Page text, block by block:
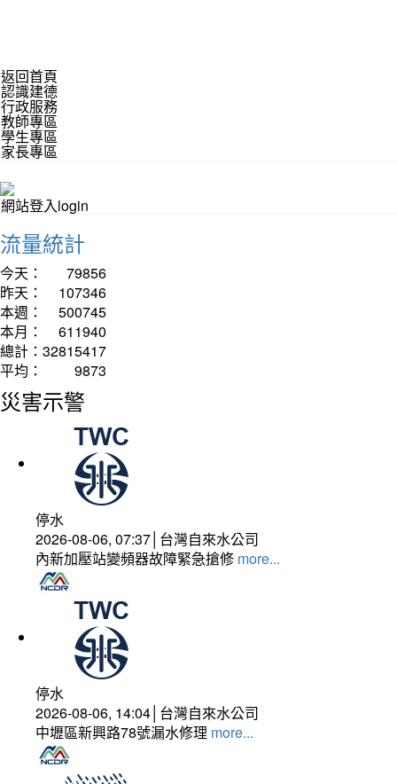
返回首頁
認識建德
行政服務
教師專區
學生專區
家長專區
網站登入login
流量統計
今天：
79856
昨天：
107346
本週：
500745
本月：
611940
總計： 32815417
平均：
9873
災害示警
停水
2026-08-06, 07:37│台灣自來水公司
內新加壓站變頻器故障緊急搶修 more...
停水
2026-08-06, 14:04│台灣自來水公司
中壢區新興路78號漏水修理 more...